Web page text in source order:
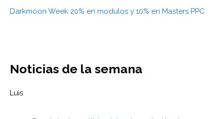
Darkmoon Week 20% en modulos y 10% en Masters PPC
Noticias de la semana
Luis